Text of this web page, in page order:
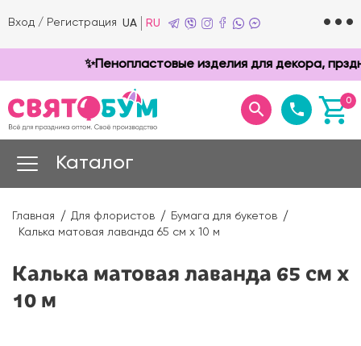
Вход / Регистрация UA RU
✨Пенопластовые изделия для декора,
0
Каталог
Главная Для флористов
Бумага для букетов
Калька матовая лаванда 65 см х 10 м
Калька матовая лаванда 65 см х
10 м